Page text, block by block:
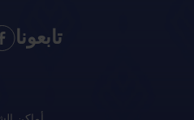
تابعونا